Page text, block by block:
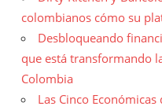
colombianos cómo su
Desbloqueando
que está transformando
Colombia
Las Cinco